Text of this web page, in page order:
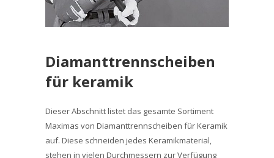
Diamanttrennscheiben
für keramik
Dieser Abschnitt listet das gesamte Sortiment
Maximas von Diamanttrennscheiben für Keramik
auf. Diese schneiden jedes Keramikmaterial,
stehen in vielen Durchmessern zur Verfügung